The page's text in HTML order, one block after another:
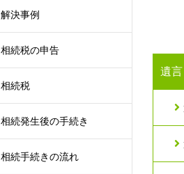
遺言
解決事例
相続税の申告
相続税
相続発生後の手続き
相続手続きの流れ